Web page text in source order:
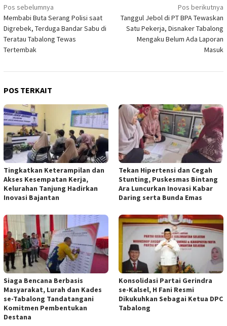
Navigasi
pos
Pos sebelumnya
Membabi Buta Serang Polisi saat
Digrebek, Terduga Bandar Sabu di
Teratau Tabalong Tewas
Tertembak
Pos berikutnya
Tanggul Jebol di PT BPA Tewaskan
Satu Pekerja, Disnaker Tabalong
Mengaku Belum Ada Laporan
Masuk
POS TERKAIT
Tingkatkan Keterampilan dan
Akses Kesempatan Kerja,
Kelurahan Tanjung Hadirkan
Inovasi Bajantan
Tekan Hipertensi dan Cegah
Stunting, Puskesmas Bintang
Ara Luncurkan Inovasi Kabar
Daring serta Bunda Emas
Siaga Bencana Berbasis
Masyarakat, Lurah dan Kades
se-Tabalong Tandatangani
Komitmen Pembentukan
Destana
Konsolidasi Partai Gerindra
se-Kalsel, H Fani Resmi
Dikukuhkan Sebagai Ketua DPC
Tabalong